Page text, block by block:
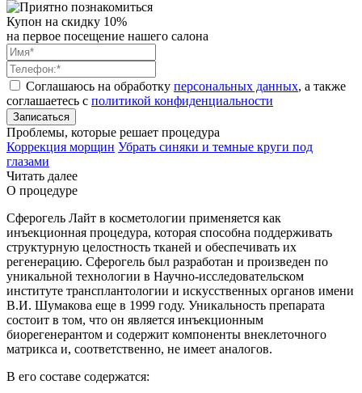
Купон на скидку 10%
на первое посещение нашего салона
Соглашаюсь на обработку персональных данных, а также
соглашаетесь c политикой конфиденциальности
Записаться
Проблемы, которые решает процедура
Коррекция морщин Убрать синяки и темные круги под
глазами
Читать далее
О процедуре
Сферогель Лайт в косметологии применяется как
инъекционная процедура, которая способна поддерживать
структурную целостность тканей и обеспечивать их
регенерацию. Сферогель был разработан и произведен по
уникальной технологии в Научно-исследовательском
институте трансплантологии и искусственных органов имени
В.И. Шумакова еще в 1999 году. Уникальность препарата
состоит в том, что он является инъекционным
биорегенерантом и содержит компоненты внеклеточного
матрикса и, соответственно, не имеет аналогов.
В его составе содержатся: